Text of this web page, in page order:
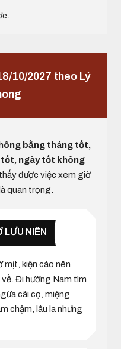
10/2027 theo Lý
bằng tháng tốt,
ngày tốt không
được việc xem giờ
quan trọng.
LƯU NIÊN
mịt, kiện cáo nên
về. Đi hướng Nam tìm
cãi cọ, miệng
chậm, lâu la nhưng